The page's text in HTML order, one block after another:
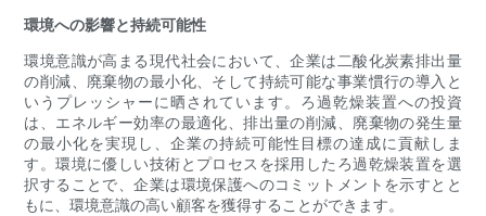
環境への影響と持続可能性
環境意識が高まる現代社会において、企業は二酸化炭素排出量
の削減、廃棄物の最小化、そして持続可能な事業慣行の導入と
いうプレッシャーに晒されています。ろ過乾燥装置への投資
は、エネルギー効率の最適化、排出量の削減、廃棄物の発生量
の最小化を実現し、企業の持続可能性目標の達成に貢献しま
す。環境に優しい技術とプロセスを採用したろ過乾燥装置を選
択することで、企業は環境保護へのコミットメントを示すとと
もに、環境意識の高い顧客を獲得することができます。